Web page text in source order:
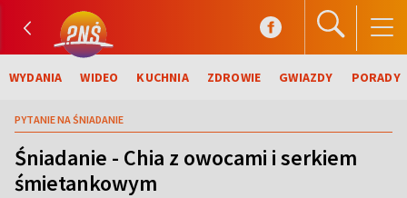
WYDANIA WIDEO KUCHNIA ZDROWIE GWIAZDY PORADY
PYTANIE NA ŚNIADANIE
Śniadanie - Chia z owocami i serkiem
śmietankowym